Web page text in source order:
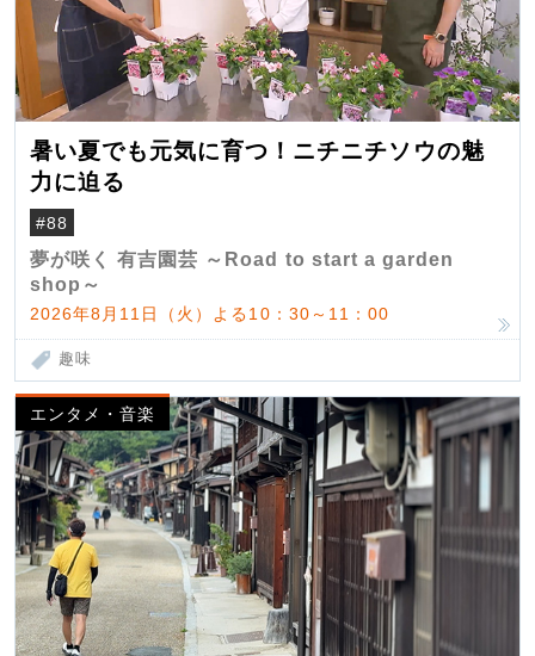
暑い夏でも元気に育つ！ニチニチソウの魅
力に迫る
#88
夢が咲く 有吉園芸 ～Road to start a garden
shop～
2026年8月11日（火）よる10：30～11：00
趣味
エンタメ・音楽